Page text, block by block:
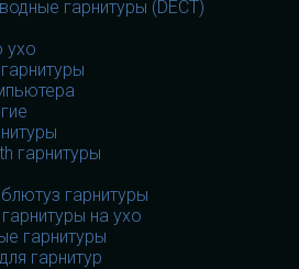
гарнитуры (DECT)
ухо
гарнитуры
гарнитуры
на ухо
гарнитуры
гарнитур